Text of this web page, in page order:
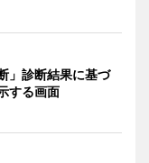
」診断結果に基づ
する画面